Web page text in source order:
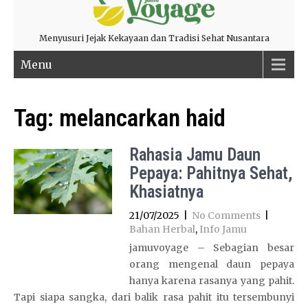
Menyusuri Jejak Kekayaan dan Tradisi Sehat Nusantara
Menu
Tag: melancarkan haid
Rahasia Jamu Daun
Pepaya: Pahitnya Sehat,
Khasiatnya
21/07/2025 No Comments
Bahan Herbal, Info Jamu
jamuvoyage – Sebagian besar
orang mengenal daun pepaya
hanya karena rasanya yang pahit.
Tapi siapa sangka, dari balik rasa pahit itu tersembunyi